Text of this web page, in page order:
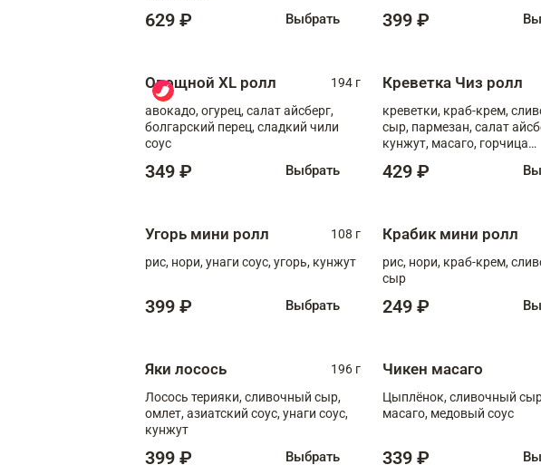
629 ₽ Выбрать 399 ₽
Овощной XL ролл
194 г
авокадо, огурец, салат айсберг,
болгарский перец, сладкий чили
соус
349 ₽ Выбрать
Креветка Чиз ролл
креветки, краб-крем,
сыр, пармезан, салат
кунжут, масаго, горчица
429 ₽
Угорь мини ролл
108 г
рис, нори, унаги соус, угорь, кунжут
399 ₽ Выбрать
Крабик мини ролл
рис, нори, краб-крем,
сыр
249 ₽
Яки лосось
196 г
Лосось терияки, сливочный сыр,
омлет, азиатский соус, унаги соус,
кунжут
399 ₽ Выбрать
Чикен масаго
Цыплёнок, сливочный
масаго, медовый соус
339 ₽